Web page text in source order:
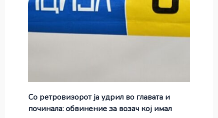
Со ретровизорот ја удрил во главата и
починала: обвинение за возач кој имал